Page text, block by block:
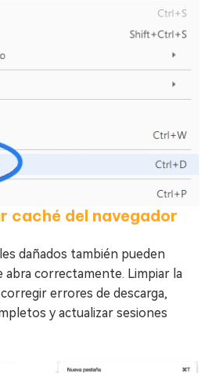
caché del navegador
dañados también pueden
abra correctamente. Limpiar la
errores de descarga,
y actualizar sesiones